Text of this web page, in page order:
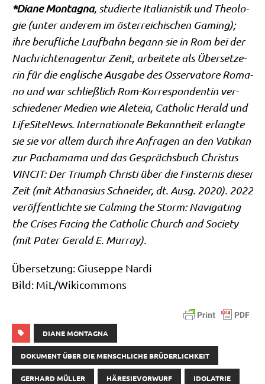
*Dia­ne Mon­tagna, stu­dier­te Ita­lia­ni­stik und Theo­lo­
gie (unter ande­rem im öster­rei­chi­schen Gam­ing);
ihre beruf­li­che Lauf­bahn begann sie in Rom bei der
Nach­rich­ten­agen­tur Zenit, arbei­te­te als Über­set­ze­
rin für die eng­li­sche Aus­ga­be des Osser­va­to­re Roma­
no und war schließ­lich Rom-Kor­re­spon­den­tin ver­
schie­de­ner Medi­en wie Ale­teia, Catho­lic Herald und
Life­Si­teNews. Inter­na­tio­na­le Bekannt­heit erlang­te
sie sie vor allem durch ihre Anfra­gen an den Vati­kan
zur Pacha­ma­ma und das Gesprächs­buch Chri­stus
VINCIT: Der Tri­umph Chri­sti über die Fin­ster­nis die­ser
Zeit (mit Atha­na­si­us Schnei­der, dt. Ausg. 2020). 2022
ver­öf­fent­lich­te sie Cal­ming the Storm: Navi­ga­ting
the Cri­ses Facing the Catho­lic Church and Socie­ty
(mit Pater Gerald E. Murray).
Über­set­zung: Giu­sep­pe Nar­di
Bild: MiL/​Wikicommons
DIANE MONTAGNA
DOKUMENT ÜBER DIE MENSCHLICHE BRÜDERLICHKEIT
GERHARD MÜLLER HÄRESIEVORWURF IDOLATRIE